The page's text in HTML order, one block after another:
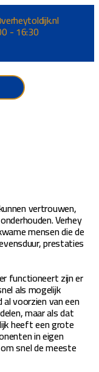
- 16:30
vertrouwen,
Verhey
mensen die de
prestaties
functioneert zijn er
als mogelijk
voorzien van een
maar als dat
heeft een grote
in eigen
snel de meeste